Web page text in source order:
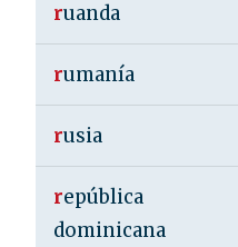
ruanda
rumanía
rusia
república
dominicana